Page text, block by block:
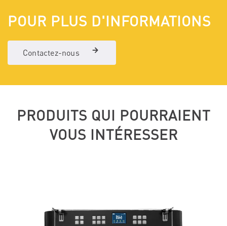
POUR PLUS D'INFORMATIONS
Contactez-nous
PRODUITS QUI POURRAIENT
VOUS INTÉRESSER